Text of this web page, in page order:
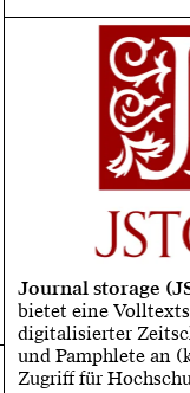
Journal storage
bietet eine
digitalisierter
und Pamphlete an
Zugriff für